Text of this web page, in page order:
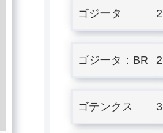
ゴジータ 2
ゴジータ：BR 2
ゴテンクス 3